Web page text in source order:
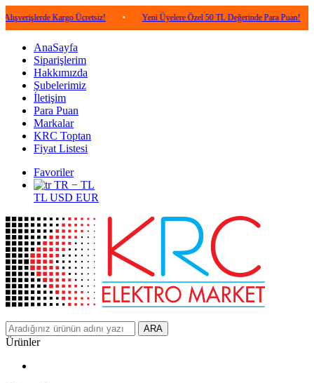
Kargo Ücretsiz! • Yeni Üyelere Özel 50 TL Değerinde Para Puan! •
AnaSayfa
Siparişlerim
Hakkımızda
Şubelerimiz
İletişim
Para Puan
Markalar
KRC Toptan
Fiyat Listesi
Favoriler
TR − TL
TL USD EUR
ARA
Ürünler